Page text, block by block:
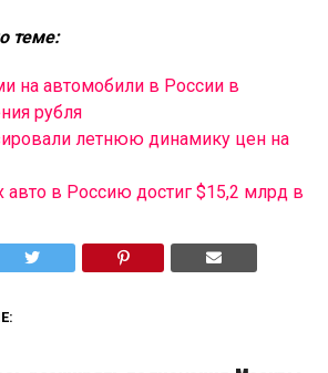
теме:
на автомобили в России в
рубля
летнюю динамику цен на
авто в Россию достиг $15,2 млрд в